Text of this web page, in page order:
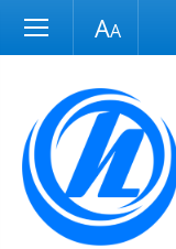
Размер шрифта